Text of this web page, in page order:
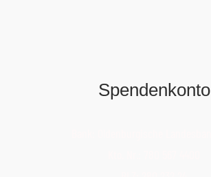
Spendenkonto